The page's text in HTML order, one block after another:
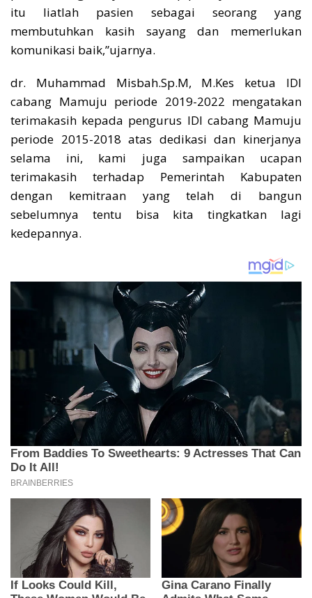
itu liatlah pasien sebagai seorang yang
membutuhkan kasih sayang dan memerlukan
komunikasi baik,”ujarnya.
dr. Muhammad Misbah.Sp.M, M.Kes ketua IDI
cabang Mamuju periode 2019-2022 mengatakan
terimakasih kepada pengurus IDI cabang Mamuju
periode 2015-2018 atas dedikasi dan kinerjanya
selama ini, kami juga sampaikan ucapan
terimakasih terhadap Pemerintah Kabupaten
dengan kemitraan yang telah di bangun
sebelumnya tentu bisa kita tingkatkan lagi
kedepannya.